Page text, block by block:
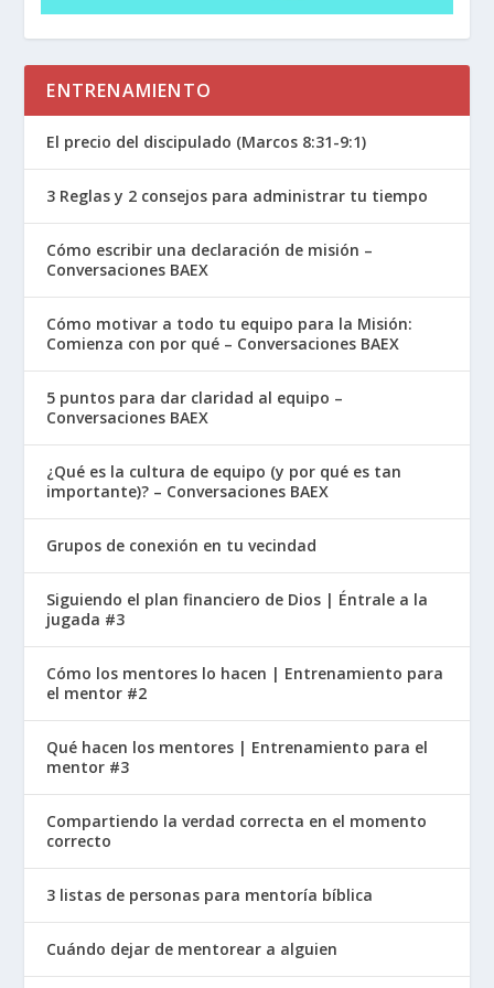
Jacob no podrían haber sido más diferentes.
que Jacob era tranquilo y prefería quedarse
ayudó a engañar a Isaac para que robara la
bendición de Esaú, creando un profundo
conflicto familiar.
Las cualidades disfuncionales en esta familia:
padres. Rebeca favoreciendo a Jacob, Isaac
favoreciendo a Esaú. Segundo, el engaño y la
manipulación están integrados en esta familia.
Lo vemos en el plan de Jacob y Rebeca para
Por último, vemos la confianza rota entre
hermanos: Jacob le quitó la primogenitura y le
robó la bendición a Esaú. Estos hechos
provocan una división prolongada entre los
La familia de David y Betsabé
Los eventos clave: El rey David tuvo un amorío
con Betsabé, que estaba casada con Urías. Para
encubrirlo, David dispuso que Urías muriera en
batalla. Su primer hijo murió como
consecuencia, pero luego tuvieron a Salomón,
quien se convertiría en rey. Más adelante en la
encabezó un golpe de estado contra él.
Las cualidades disfuncionales que vemos aquí:
ENTRENAMIENTO
El precio del discipulado (Marcos 8:31-9:1)
3 Reglas y 2 consejos para administrar tu tiempo
Cómo escribir una declaración de misión –
Conversaciones BAEX
Cómo motivar a todo tu equipo para la Misión:
Comienza con por qué – Conversaciones BAEX
5 puntos para dar claridad al equipo –
Conversaciones BAEX
¿Qué es la cultura de equipo (y por qué es tan
importante)? – Conversaciones BAEX
Grupos de conexión en tu vecindad
Siguiendo el plan financiero de Dios | Éntrale a la
jugada #3
Cómo los mentores lo hacen | Entrenamiento para
el mentor #2
Qué hacen los mentores | Entrenamiento para el
mentor #3
Compartiendo la verdad correcta en el momento
correcto
3 listas de personas para mentoría bíblica
Cuándo dejar de mentorear a alguien